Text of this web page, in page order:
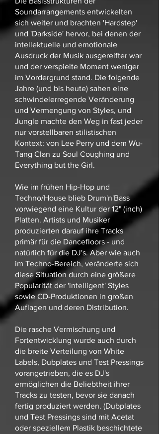
Soundarrangements entwickelten
sich weiter und brachten 'Hardstep'
und 'Darkside' hervor, bei denen der
intellektuelle und emotionale
Ausdruck der Musik ausgereifter war
und der verspielte Moment weniger
im Vordergrund stand. Die folgende
Jahre (und bis heute) sahen eine
schwindelerregende Veränderung
und Vermengung von Styles, und
Jungle machte den Weg in fast jeder
nur vorstellbaren stilistischen
Kontext: von Lee Perry und dem Wu-
Tang Clan zu Soul Coughing und
Everything but the Girl.
Wie im frühen Hip-Hop und
Techno/House blieb Drum'n'Bass
vorwiegend eine Kultur der 12" (inch)
Platten. Artists und Musiker
produzierten darauf ihre Tracks
primär für die Dancefloors - und
natürlich für die DJ's. Aber wie auch
im Techno-Bereich, veränderte sich
diese Situation durch eine größere
Popularität der 'intelligent' Styles
sowie CD-Produktionen in großen
Auflagen und deren Distribution.
Die rasche Vermischung und
Fortentwicklung wurde auch durch
die breite Verteilung von White
Labels, Dubplates und Test Pressings
vorangetrieben, die es DJ's
ermöglichen die Beliebtheit ihrer
Tracks zu testen, bevor sie danach
fertig produziert werden. (Dubplates
und Test Pressings sind mit Acetat
oder speziellem Plastik beschichtete